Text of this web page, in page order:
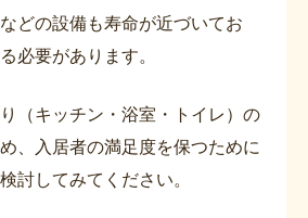
どの設備も寿命が近づいてお
必要があります。
（キッチン・浴室・トイレ）の
、入居者の満足度を保つために
討してみてください。